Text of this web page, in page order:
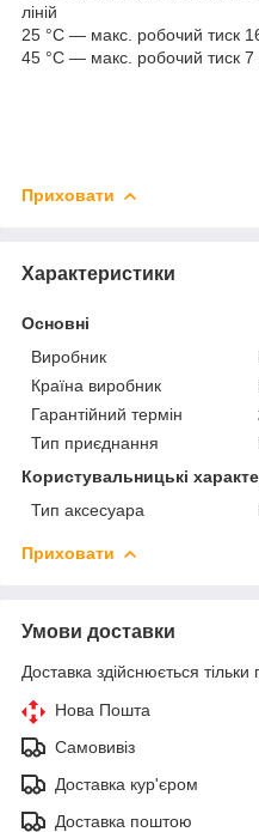
ліній
25 °C — макс. робочий тиск
45 °C — макс. робочий тиск 7
Приховати
Характеристики
Основні
Виробник
Країна виробник
Гарантійний термін
Тип приєднання
Користувальницькі
Тип аксесуара
Приховати
Умови доставки
Доставка здійснюється тільки
Нова Пошта
Самовивіз
Доставка кур'єром
Доставка поштою